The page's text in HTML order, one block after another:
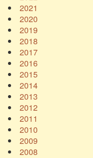
2021
2020
2019
2018
2017
2016
2015
2014
2013
2012
2011
2010
2009
2008